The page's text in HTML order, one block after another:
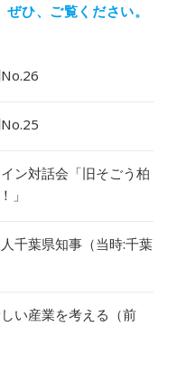
ぜひ、ご覧ください。
ン対話会「旧そごう柏
」
千葉県知事（当時:千葉
い産業を考える（前